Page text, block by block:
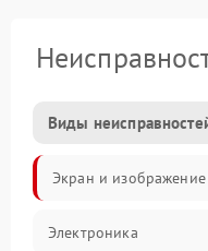
Виды
Экран и изображение
Электроника